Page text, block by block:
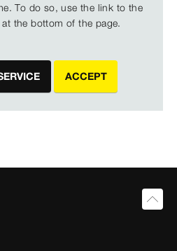
To do so, use the link to the
the bottom of the page.
ACCEPT